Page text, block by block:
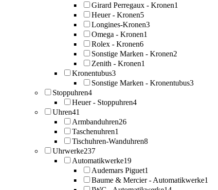
Girard Perregaux - Kronen1
Heuer - Kronen5
Longines-Kronen3
Omega - Kronen1
Rolex - Kronen6
Sonstige Marken - Kronen2
Zenith - Kronen1
Kronentubus3
Sonstige Marken - Kronentubus3
Stoppuhren4
Heuer - Stoppuhren4
Uhren41
Armbanduhren26
Taschenuhren1
Tischuhren-Wanduhren8
Uhrwerke237
Automatikwerke19
Audemars Piguet1
Baume & Mercier - Automatikwerke1